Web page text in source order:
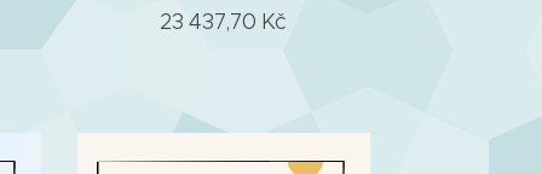
23 437,70 Kč